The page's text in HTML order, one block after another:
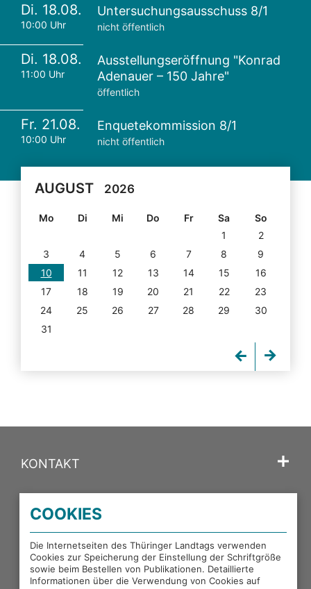
Di. 18.08.
10:00 Uhr
Untersuchungsausschuss 8/1
nicht öffentlich
Di. 18.08.
11:00 Uhr
Ausstellungseröffnung "Konrad
Adenauer – 150 Jahre"
öffentlich
Fr. 21.08.
10:00 Uhr
Enquetekommission 8/1
nicht öffentlich
AUGUST 2026
Mo Di Mi Do Fr Sa
So
1
2
3
4 5 6 7 8
9
10
11 12 13 14 15
16
17
18 19 20 21 22
23
24
25 26 27 28 29
30
31
KONTAKT
PORTALE DES THÜRINGER LANDTAGS
EXTERNE LINKS
COOKIES
Die Internetseiten des Thüringer Landtags verwenden
Cookies zur Speicherung der Einstellung der Schriftgröße
sowie beim Bestellen von Publikationen. Detaillierte
Informationen über die Verwendung von Cookies auf